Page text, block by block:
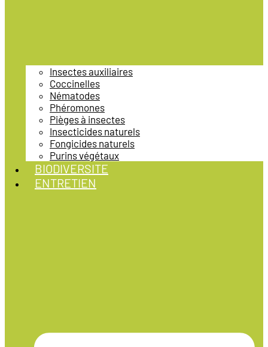
Insectes auxiliaires
Coccinelles
Nématodes
Phéromones
Pièges à insectes
Insecticides naturels
Fongicides naturels
Purins végétaux
BIODIVERSITE
ENTRETIEN